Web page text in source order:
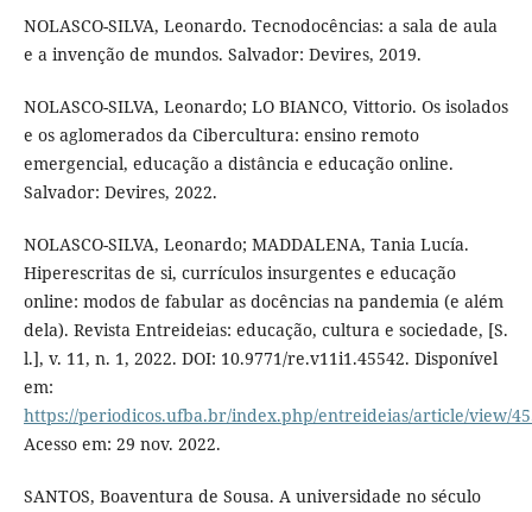
NOLASCO-SILVA, Leonardo. Tecnodocências: a sala de aula
e a invenção de mundos. Salvador: Devires, 2019.
NOLASCO-SILVA, Leonardo; LO BIANCO, Vittorio. Os isolados
e os aglomerados da Cibercultura: ensino remoto
emergencial, educação a distância e educação online.
Salvador: Devires, 2022.
NOLASCO-SILVA, Leonardo; MADDALENA, Tania Lucía.
Hiperescritas de si, currículos insurgentes e educação
online: modos de fabular as docências na pandemia (e além
dela). Revista Entreideias: educação, cultura e sociedade, [S.
l.], v. 11, n. 1, 2022. DOI: 10.9771/re.v11i1.45542. Disponível
em:
https://periodicos.ufba.br/index.php/entreideias/article/view/
Acesso em: 29 nov. 2022.
SANTOS, Boaventura de Sousa. A universidade no século